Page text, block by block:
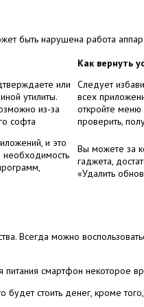
быть нарушена работа
Как вернуть
или
утилиты.
из-за
софта
Следует
всех
откройте меню
проверить,
и это
необходимость
Вы можете за
гаджета,
«Удалить
Всегда можно
смартфон некоторое
стоить денег, кроме